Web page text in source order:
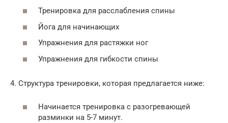
Тренировка для расслабления спины
Йога для начинающих
Упражнения для растяжки ног
Упражнения для гибкости спины
4. Структура тренировки, которая предлагается ниже:
Начинается тренировка с разогревающей
разминки на 5-7 минут.